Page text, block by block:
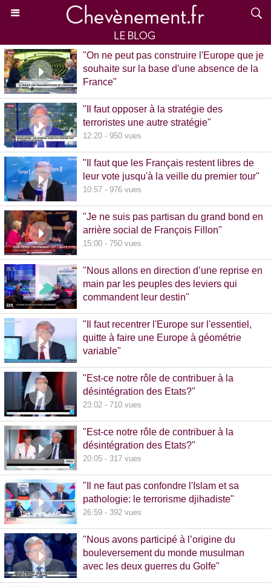
"On ne peut pas construire l'Europe que je
souhaite sur la base d'une absence de la
France"
"Il faut opposer à la stratégie des
terroristes une autre stratégie"
12:20 - 950 vues
"Il faut que les Français restent libres de
leur vote jusqu'à la veille du premier tour"
10:57 - 976 vues
"Je ne suis pas partisan du grand bond en
arrière social de François Fillon"
15:00 - 750 vues
"Nous allons en direction d’une reprise en
main par les peuples des leviers qui
commandent leur destin"
"Il faut recentrer l'Europe sur l'essentiel,
quitte à faire une Europe à géométrie
variable"
"Est-ce notre rôle de contribuer à la
désintégration des Etats?"
23:02 - 710 vues
"Est-ce notre rôle de contribuer à la
désintégration des Etats?"
20:05 - 317 vues
"Il ne faut pas confondre l'Islam et sa
pathologie: le terrorisme djihadiste"
26:59 - 392 vues
"Nous avons participé à l’origine du
bouleversement du monde musulman
avec les deux guerres du Golfe"